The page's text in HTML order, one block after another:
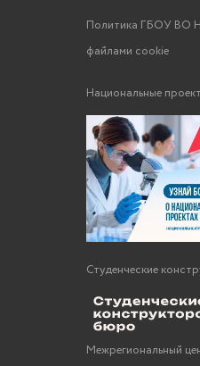
Политика ГБОУ ВО
файлами cookie
Национальные
Студенческие
Межрегиональный